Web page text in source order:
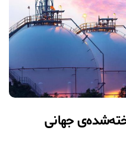
جهانی